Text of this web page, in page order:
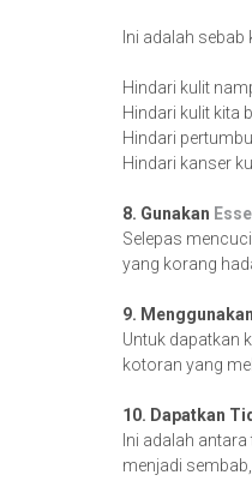
Ini adalah
Hindari kulit
Hindari kulit kita
Hindari
Hindari kanser
8. Gunakan
Selepas
yang korang
9.
Untuk dapatkan
kotoran yang
10. Dapatkan
Ini adalah
menjadi